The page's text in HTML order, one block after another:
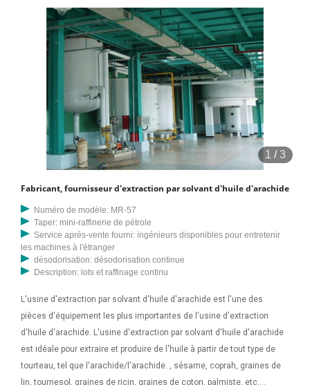
cuisson.
1 /3
Fabricant, fournisseur d'extraction par solvant d'huile d'arachide
Numéro de modèle: MR-57
Taper: mini-raffinerie de pétrole
Service après-vente fourni: ingénieurs disponibles pour entretenir
les machines à l'étranger
désodorisation: désodorisation continue
Description: lots et raffinage continu
L'usine d'extraction par solvant d'huile d'arachide est l'une des
pièces d'équipement les plus importantes de l'usine d'extraction
d'huile d'arachide. L'usine d'extraction par solvant d'huile d'arachide
est idéale pour extraire et produire de l'huile à partir de tout type de
tourteau, tel que l'arachide/l'arachide. , sésame, coprah, graines de
lin, tournesol, graines de ricin, graines de coton, palmiste, etc.